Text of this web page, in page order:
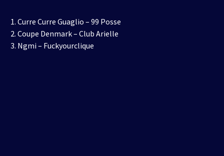
Curre Curre Guaglio – 99 Posse
Coupe Denmark – Club Arielle
Ngmi – Fuckyourclique